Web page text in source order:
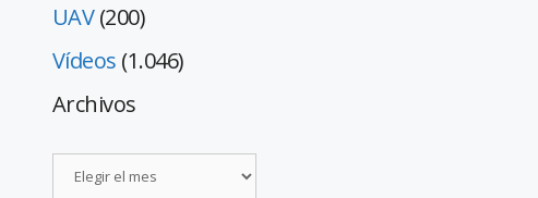
UAV(200)
Vídeos (1.046)
Archivos